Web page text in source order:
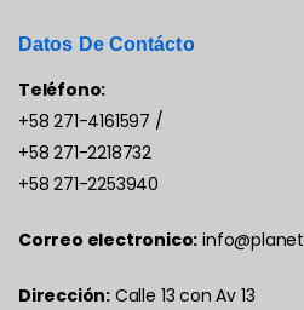
Datos De Contácto
Teléfono:
+58 271-4161597 /
+58 271-2218732
+58 271-2253940
Correo electronico:
Dirección: Calle 13 con Av 13